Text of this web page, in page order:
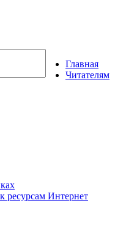
Главная
Читателям
ресурсам Интернет